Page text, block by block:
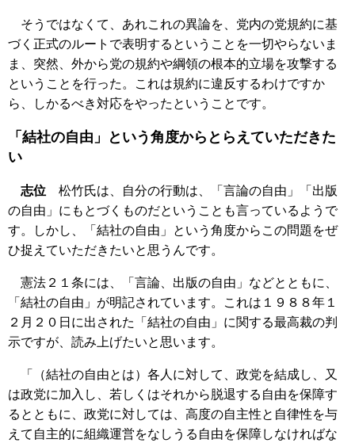
そうではなくて、あれこれの異論を、党内の党規約に基
づく正式のルートで表明するということを一切やらないま
ま、突然、外から党の規約や綱領の根本的立場を攻撃する
ということを行った。これは規約に違反するわけですか
ら、しかるべき対応をやったということです。
「結社の自由」という角度からとらえていただきた
い
志位 松竹氏は、自分の行動は、「言論の自由」「出版
の自由」にもとづくものだということも言っているようで
す。しかし、「結社の自由」という角度からこの問題をぜ
ひ捉えていただきたいと思うんです。
憲法２１条には、「言論、出版の自由」などとともに、
「結社の自由」が明記されています。これは１９８８年１
２月２０日に出された「結社の自由」に関する最高裁の判
示ですが、読み上げたいと思います。
「（結社の自由とは）各人に対して、政党を結成し、又
は政党に加入し、若しくはそれから脱退する自由を保障す
るとともに、政党に対しては、高度の自主性と自律性を与
えて自主的に組織運営をなしうる自由を保障しなければな